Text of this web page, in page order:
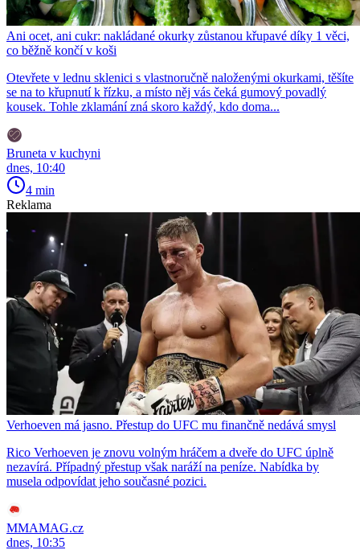
Ani ocet, ani cukr: nakládané okurky zůstanou křupavé díky 1 věci,
co běžně končí v koši
Otevřete v lednu sklenici s vlastnoručně naloženými okurkami, těšíte
se na to křupnutí k řízku, a místo něj vás čeká gumový povadlý
kousek. Tohle zklamání zná skoro každý, kdo doma...
Bruneta v kuchyni
dnes, 10:40
4 min
Reklama
Verhoeven má jasno. Přestup do UFC mu finančně nedává smysl
Rico Verhoeven je znovu volným hráčem a dveře do UFC úplně
nezavírá. Případný přestup však naráží na peníze. Nabídka by
musela odpovídat jeho současné pozici.
MMAMAG.cz
dnes, 10:35